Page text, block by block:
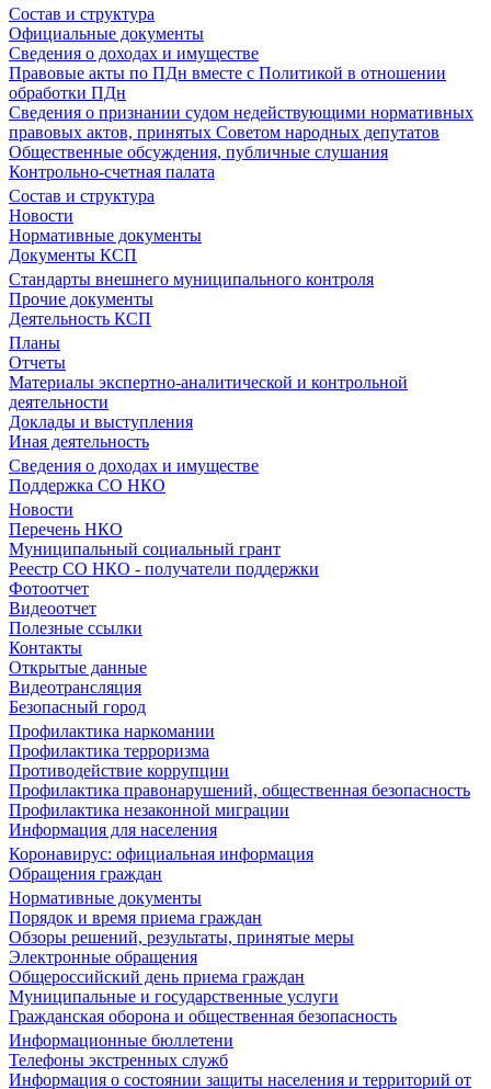
Состав и структура
Официальные документы
Сведения о доходах и имуществе
Правовые акты по ПДн вместе с Политикой в отношении
обработки ПДн
Сведения о признании судом недействующими нормативных
правовых актов, принятых Советом народных депутатов
Общественные обсуждения, публичные слушания
Контрольно-счетная палата
Состав и структура
Новости
Нормативные документы
Документы КСП
Стандарты внешнего муниципального контроля
Прочие документы
Деятельность КСП
Планы
Отчеты
Материалы экспертно-аналитической и контрольной
деятельности
Доклады и выступления
Иная деятельность
Сведения о доходах и имуществе
Поддержка СО НКО
Новости
Перечень НКО
Муниципальный социальный грант
Реестр СО НКО - получатели поддержки
Фотоотчет
Видеоотчет
Полезные ссылки
Контакты
Открытые данные
Видеотрансляция
Безопасный город
Профилактика наркомании
Профилактика терроризма
Противодействие коррупции
Профилактика правонарушений, общественная безопасность
Профилактика незаконной миграции
Информация для населения
Коронавирус: официальная информация
Обращения граждан
Нормативные документы
Порядок и время приема граждан
Обзоры решений, результаты, принятые меры
Электронные обращения
Общероссийский день приема граждан
Муниципальные и государственные услуги
Гражданская оборона и общественная безопасность
Информационные бюллетени
Телефоны экстренных служб
Информация о состоянии защиты населения и территорий от